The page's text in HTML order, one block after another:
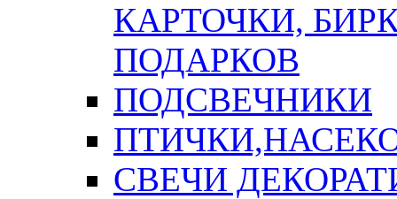
КАРТОЧКИ,
ПОДАРКОВ
ПОДСВЕЧНИКИ
СВЕЧИ